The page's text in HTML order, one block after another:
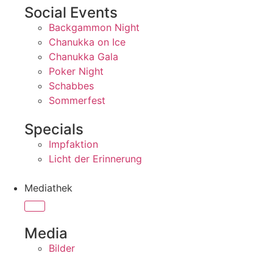
Social Events
Backgammon Night
Chanukka on Ice
Chanukka Gala
Poker Night
Schabbes
Sommerfest
Specials
Impfaktion
Licht der Erinnerung
Mediathek
Media
Bilder